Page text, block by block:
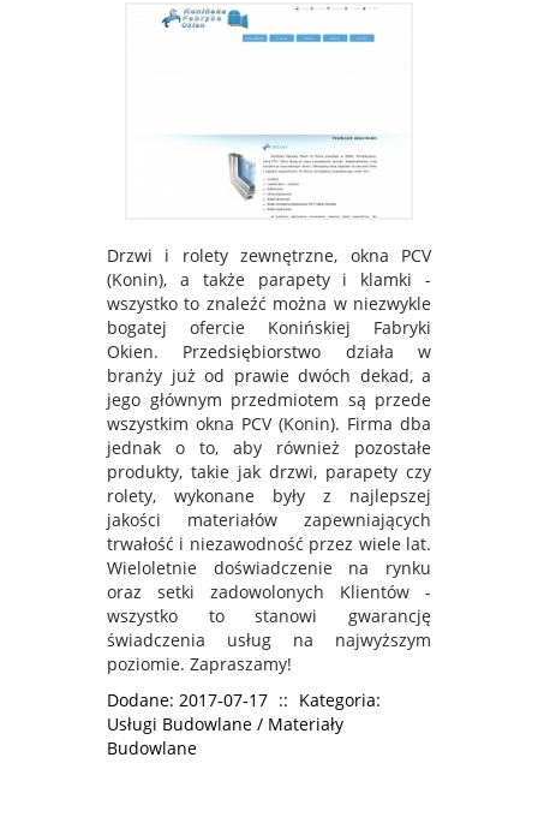
Drzwi i rolety zewnętrzne, okna PCV
(Konin), a także parapety i klamki -
wszystko to znaleźć można w niezwykle
bogatej ofercie Konińskiej Fabryki
Okien. Przedsiębiorstwo działa w
branży już od prawie dwóch dekad, a
jego głównym przedmiotem są przede
wszystkim okna PCV (Konin). Firma dba
jednak o to, aby również pozostałe
produkty, takie jak drzwi, parapety czy
rolety, wykonane były z najlepszej
jakości materiałów zapewniających
trwałość i niezawodność przez wiele lat.
Wieloletnie doświadczenie na rynku
oraz setki zadowolonych Klientów -
wszystko to stanowi gwarancję
świadczenia usług na najwyższym
poziomie. Zapraszamy!
Dodane: 2017-07-17 :: Kategoria:
Usługi Budowlane / Materiały
Budowlane